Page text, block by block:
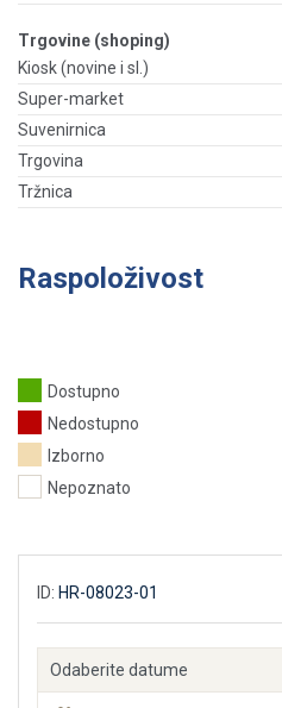
Trgovine (shoping)
Kiosk (novine i sl.)
Super-market
Suvenirnica
Trgovina
Tržnica
Raspoloživost
Dostupno
Nedostupno
Izborno
Nepoznato
ID: HR-08023-01
Odaberite datume